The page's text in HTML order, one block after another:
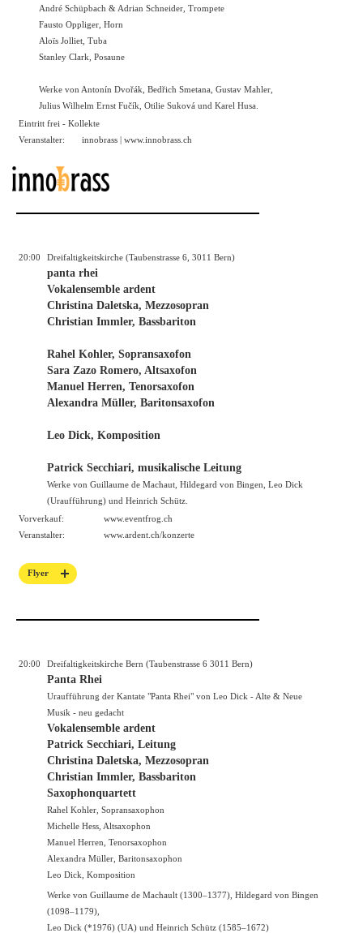
André Schüpbach & Adrian Schneider, Trompete
Fausto Oppliger, Horn
Aloïs Jolliet, Tuba
Stanley Clark, Posaune
Werke von Antonín Dvořák, Bedřich Smetana, Gustav Mahler,
Julius Wilhelm Ernst Fučík, Otilie Suková und Karel Husa.
Eintritt frei - Kollekte
Veranstalter:
innobrass | www.innobrass.ch
20:00 Dreifaltigkeitskirche (Taubenstrasse 6, 3011 Bern)
panta rhei
Vokalensemble ardent
Christina Daletska, Mezzosopran
Christian Immler, Bassbariton
Rahel Kohler, Sopransaxofon
Sara Zazo Romero, Altsaxofon
Manuel Herren, Tenorsaxofon
Alexandra Müller, Baritonsaxofon
Leo Dick, Komposition
Patrick Secchiari, musikalische Leitung
Werke von Guillaume de Machaut, Hildegard von Bingen, Leo Dick
(Uraufführung) und Heinrich Schütz.
Vorverkauf:
www.eventfrog.ch
Veranstalter:
www.ardent.ch/konzerte
Flyer
20:00 Dreifaltigkeitskirche Bern (Taubenstrasse 6 3011 Bern)
Panta Rhei
Uraufführung der Kantate "Panta Rhei" von Leo Dick - Alte & Neue
Musik - neu gedacht
Vokalensemble ardent
Patrick Secchiari, Leitung
Christina Daletska, Mezzosopran
Christian Immler, Bassbariton
Saxophonquartett
Rahel Kohler, Sopransaxophon
Michelle Hess, Altsaxophon
Manuel Herren, Tenorsaxophon
Alexandra Müller, Baritonsaxophon
Leo Dick, Komposition
Werke von Guillaume de Machault (1300–1377), Hildegard von Bingen
(1098–1179),
Leo Dick (*1976) (UA) und Heinrich Schütz (1585–1672)